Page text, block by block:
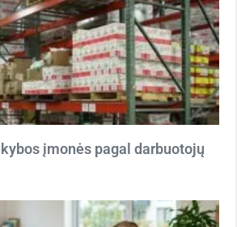
įmonės pagal darbuotojų